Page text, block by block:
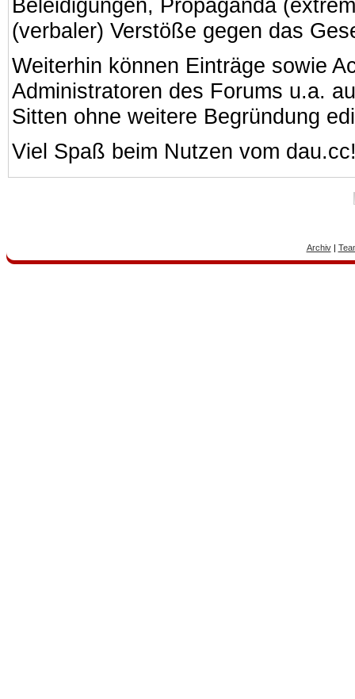
Beleidigungen, Propaganda
(verbaler) Verstöße gegen das
Weiterhin können Einträge sowie
Administratoren des Forums u.a.
Sitten ohne weitere Begründung
Viel Spaß beim Nutzen vom
Archiv|